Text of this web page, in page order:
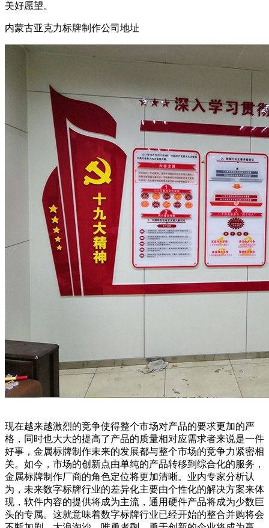
美好愿望。
内蒙古亚克力标牌制作公司地址
现在越来越激烈的竞争使得整个市场对产品的要求更加的严
格，同时也大大的提高了产品的质量相对应需求者来说是一件
好事，金属标牌制作未来的发展都与整个市场的竞争力紧密相
关。如今，市场的创新点由单纯的产品转移到综合化的服务，
金属标牌制作厂商的角色定位将更加清晰。业内专家分析认
为，未来数字标牌行业的差异化主要由个性化的解决方案来体
现，软件内容的提供将成为主流，通用硬件产品将成为少数巨
头的专属。这就意味着数字标牌行业已经开始的整合并购将会